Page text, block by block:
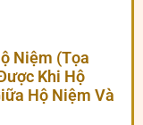
Niệm (Tọa
Khi Hộ
Hộ Niệm Và